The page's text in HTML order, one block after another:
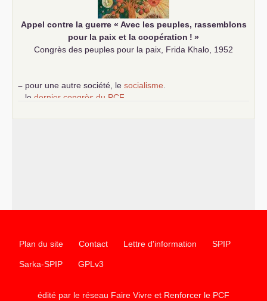
Appel contre la guerre « Avec les peuples, rassemblons
pour la paix et la coopération ! »
Congrès des peuples pour la paix, Frida Khalo, 1952
– pour une autre société, le socialisme
le dernier congrès du PCF
Plan du site Contact Lettre d'information SPIP
Sarka-SPIP GPLv3
édité par le réseau Faire Vivre et Renforcer le PCF